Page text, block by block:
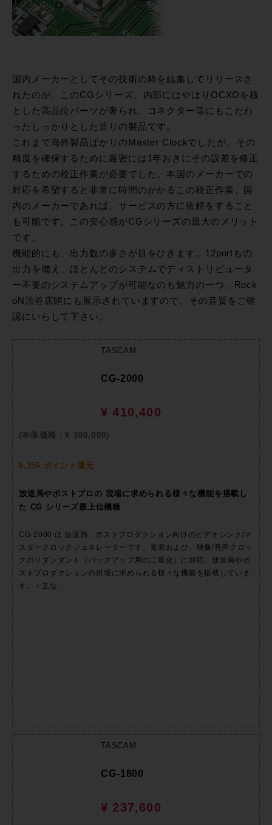
国内メーカーとしてその技術の粋を結集してリリースさ
れたのが、このCGシリーズ。内部にはやはりOCXOを核
とした高品位パーツが奢られ、コネクター等にもこだわ
ったしっかりとした造りの製品です。
これまで海外製品ばかりのMaster Clockでしたが、その
精度を確保するために厳密には1年おきにその誤差を修正
するための校正作業が必要でした。本国のメーカーでの
対応を希望すると非常に時間のかかるこの校正作業、国
内のメーカーであれば、サービスの方に依頼をすること
も可能です。この安心感がCGシリーズの最大のメリット
です。
機能的にも、出力数の多さが目をひきます。12portもの
出力を備え、ほとんどのシステムでディストリビュータ
ー不要のシステムアップが可能なのも魅力の一つ。Rock
oN渋谷店頭にも展示されていますので、その音質をご確
認にいらして下さい。
TASCAM
CG-2000
¥ 410,400
(本体価格：¥ 380,000)
6,156 ポイント還元
放送局やポストプロの 現場に求められる様々な機能を搭載し
た CG シリーズ最上位機種
CG-2000 は 放送局、ポストプロダクション向けのビデオシンク/マ
スタークロックジェネレーターです。電源および、映像/音声クロッ
クのリダンダント（バックアップ用の二重化）に対応、放送局やポ
ストプロダクションの現場に求められる様々な機能を搭載していま
す。＜主な…
TASCAM
CG-1800
¥ 237,600